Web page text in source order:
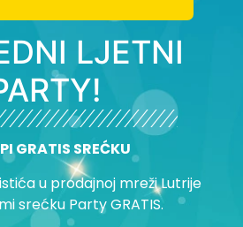
LJETNI
GRATIS SREĆKU
u prodajnoj mreži Lutrije
srećku Party GRATIS.